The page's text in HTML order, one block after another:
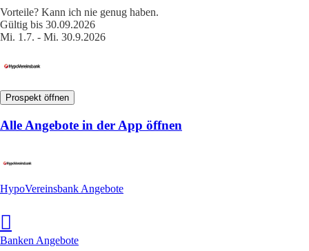
Vorteile? Kann ich nie genug haben.
Gültig bis 30.09.2026
Mi. 1.7. - Mi. 30.9.2026
Prospekt öffnen
Alle Angebote in der App öffnen
HypoVereinsbank Angebote
Banken Angebote